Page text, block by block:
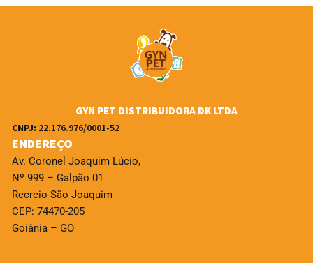
GYN PET DISTRIBUIDORA DK LTDA
CNPJ: 22.176.976/0001-52
ENDEREÇO
Av. Coronel Joaquim Lúcio,
Nº 999 – Galpão 01
Recreio São Joaquim
CEP: 74470-205
Goiânia – GO